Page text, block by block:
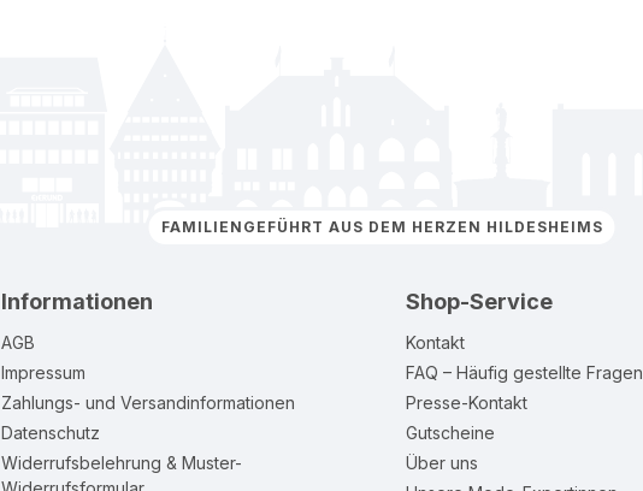
FAMILIENGEFÜHRT AUS DEM HERZEN HILDESHEIMS
Informationen
AGB
Impressum
Zahlungs- und Versandinformationen
Datenschutz
Widerrufsbelehrung & Muster-
Shop-Service
Kontakt
FAQ – Häufig gestellte Fragen
Presse-Kontakt
Gutscheine
Über uns